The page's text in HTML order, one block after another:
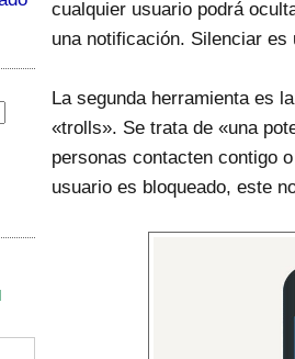
cualquier usuario podrá
una notificación. Silenciar es
La segunda herramienta es
«trolls». Se trata de «una
personas contacten contigo
usuario es bloqueado, este